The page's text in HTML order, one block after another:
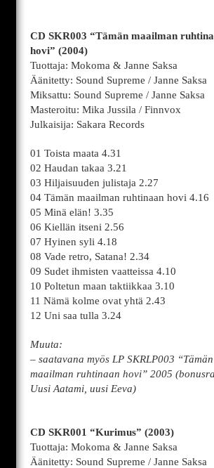
CD SKR003 “Tämän maailman
hovi” (2004)
Tuottaja: Mokoma & Janne Saksa
Äänitetty: Sound Supreme / Janne Saksa
Miksattu: Sound Supreme / Janne Saksa
Masteroitu: Mika Jussila / Finnvox
Julkaisija: Sakara Records
01 Toista maata 4.31
02 Haudan takaa 3.21
03 Hiljaisuuden julistaja 2.27
04 Tämän maailman ruhtinaan hovi 4.16
05 Minä elän! 3.35
06 Kiellän itseni 2.56
07 Hyinen syli 4.18
08 Vade retro, Satana! 2.34
09 Sudet ihmisten vaatteissa 4.10
10 Poltetun maan taktiikkaa 3.10
11 Nämä kolme ovat yhtä 2.43
12 Uni saa tulla 3.24
Muuta:
– saatavana myös LP SKRLP003 “Tämän
maailman ruhtinaan hovi” 2005
Uusi Aatami, uusi Eeva)
CD SKR001 “Kurimus” (2003)
Tuottaja: Mokoma & Janne Saksa
Äänitetty: Sound Supreme / Janne Saksa